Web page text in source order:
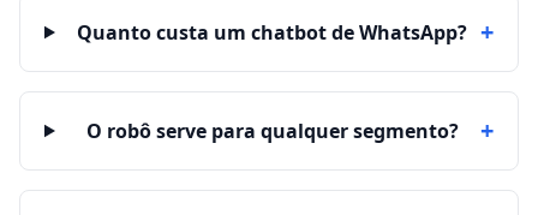
Quanto custa um chatbot de WhatsApp? +
O robô serve para qualquer segmento? +